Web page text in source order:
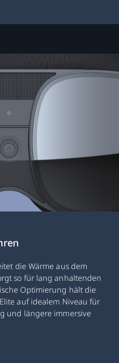
die Wärme aus dem
so für lang anhaltenden
Optimierung hält die
auf idealem Niveau für
und längere immersive